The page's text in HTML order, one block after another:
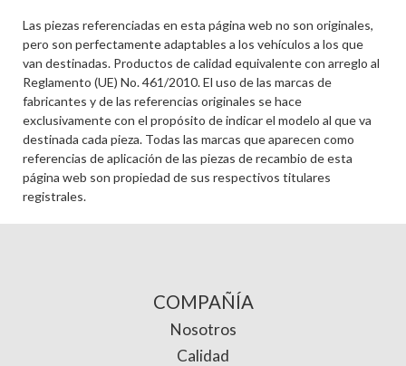
Las piezas referenciadas en esta página web no son originales,
pero son perfectamente adaptables a los vehículos a los que
van destinadas. Productos de calidad equivalente con arreglo al
Reglamento (UE) No. 461/2010. El uso de las marcas de
fabricantes y de las referencias originales se hace
exclusivamente con el propósito de indicar el modelo al que va
destinada cada pieza. Todas las marcas que aparecen como
referencias de aplicación de las piezas de recambio de esta
página web son propiedad de sus respectivos titulares
registrales.
COMPAÑÍA
Nosotros
Calidad